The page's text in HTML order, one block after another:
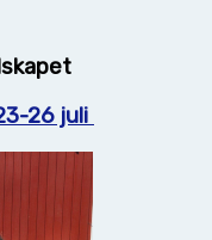
26 juli